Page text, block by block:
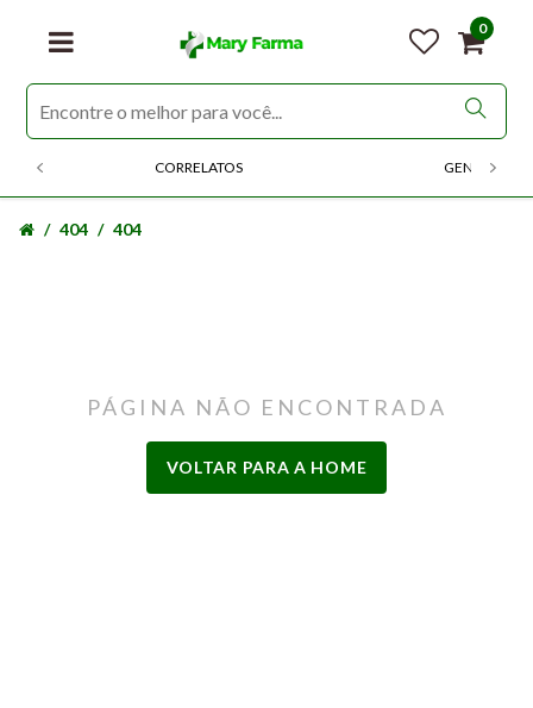
0
CORRELATOS GENERICOS
404 404
PÁGINA NÃO ENCONTRADA
VOLTAR PARA A HOME